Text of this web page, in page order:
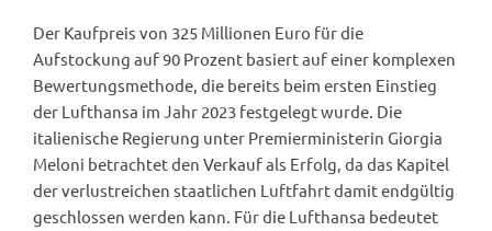
Der Kaufpreis von 325 Millionen Euro für die
Aufstockung auf 90 Prozent basiert auf einer komplexen
Bewertungsmethode, die bereits beim ersten Einstieg
der Lufthansa im Jahr 2023 festgelegt wurde. Die
italienische Regierung unter Premierministerin Giorgia
Meloni betrachtet den Verkauf als Erfolg, da das Kapitel
der verlustreichen staatlichen Luftfahrt damit endgültig
geschlossen werden kann. Für die Lufthansa bedeutet